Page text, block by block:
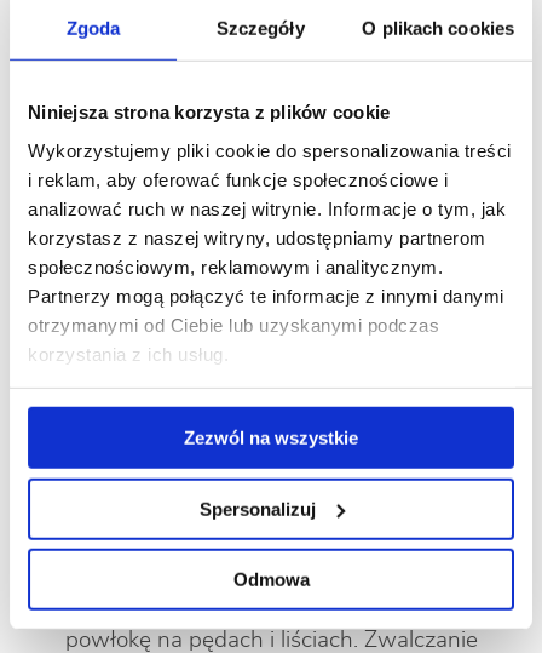
Zgoda Szczegóły O plikach cookies
Niniejsza strona korzysta z plików cookie
Wykorzystujemy pliki cookie do spersonalizowania treści
i reklam, aby oferować funkcje społecznościowe i
analizować ruch w naszej witrynie. Informacje o tym, jak
korzystasz z naszej witryny, udostępniamy partnerom
społecznościowym, reklamowym i analitycznym.
Partnerzy mogą połączyć te informacje z innymi danymi
otrzymanymi od Ciebie lub uzyskanymi podczas
korzystania z ich usług.
Zezwól na wszystkie
Spersonalizuj
Odmowa
Fytoftoroza - pojawia się przy zbyt wilgotnym
podstawy łodygi. Należy wykonać oprysk
preparatem Proplant 722SL. Plamistości liści
- porażane są głównie osłabione rośliny, rosnące
w wilgotnym, ale mało słonecznym miejscu.
Typowe objawy to brązowe, wilgotne plamy
z szarym nalotem. Zmiany z czasem powiększają
się i łączą, uszkadzając całe liście.
Najczęściej występujące szkodniki:
Wełnowce - pozostawiają białą woskową
powłokę na pędach i liściach. Zwalczanie